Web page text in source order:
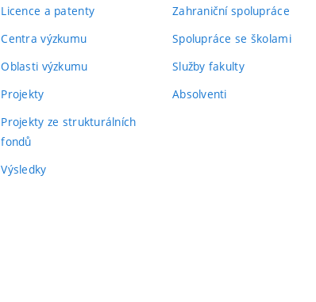
Licence a patenty
Centra výzkumu
Oblasti výzkumu
Projekty
Projekty ze strukturálních
fondů
Výsledky
Zahraniční spolupráce
Spolupráce se školami
Služby fakulty
Absolventi